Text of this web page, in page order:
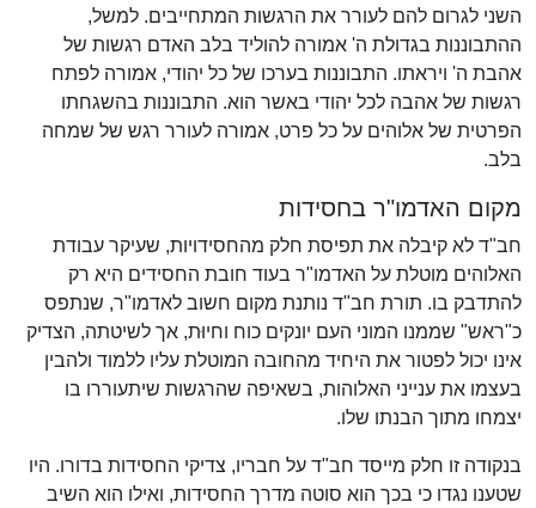
השני לגרום להם לעורר את הרגשות המתחייבים. למשל,
ההתבוננות בגדולת ה' אמורה להוליד בלב האדם רגשות של
אהבת ה' ויראתו. התבוננות בערכו של כל יהודי, אמורה לפתח
רגשות של אהבה לכל יהודי באשר הוא. התבוננות בהשגחתו
הפרטית של אלוהים על כל פרט, אמורה לעורר רגש של שמחה
בלב.
מקום האדמו"ר בחסידות
חב"ד לא קיבלה את תפיסת חלק מהחסידויות, שעיקר עבודת
האלוהים מוטלת על האדמו"ר בעוד חובת החסידים היא רק
להתדבק בו. תורת חב"ד נותנת מקום חשוב לאדמו"ר, שנתפס
כ"ראש" שממנו המוני העם יונקים כוח וחיוּת, אך לשיטתה, הצדיק
אינו יכול לפטור את היחיד מהחובה המוטלת עליו ללמוד ולהבין
בעצמו את ענייני האלוהות, בשאיפה שהרגשות שיתעוררו בו
יצמחו מתוך הבנתו שלו.
בנקודה זו חלק מייסד חב"ד על חבריו, צדיקי החסידות בדורו. היו
שטענו נגדו כי בכך הוא סוטה מדרך החסידות, ואילו הוא השיב